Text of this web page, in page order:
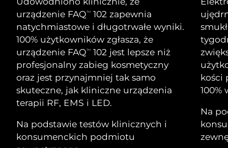
urządzenie FAQTM
102 zapewnia
natychmiastowe i długotrwałe wyniki.
100% użytkowników zgłasza, że
urządzenie FAQTM
102 jest lepsze niż
profesjonalny zabieg kosmetyczny
oraz jest przynajmniej tak samo
skuteczne, jak kliniczne urządzenia
terapii RF, EMS i LED.
Na podstawie testów klinicznych i
konsumenckich podmiotu
kości
100%
Na
All revitalizing eye massagers
Advanced pore care essentials
Serum
For healthy hair
issa™ Teeth Whitening Gel
18% PAP
Kosmetyki Mężczyźni
Kupuj
FOREO APP
Gibraltar
8/13/26
Grecja
Oczekiwany czas dostawy
8/9/26
SRA Hongkong
(Chiny)
Oczekiwany czas dostawy
8/10/26
Węgry
Oczekiwany czas dostawy
Islandia
Oczekiwany czas dostawy